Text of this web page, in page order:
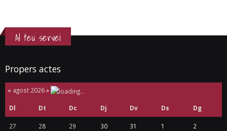
Al teu servei
Propers actes
« agost 2026»
Dl Dt Dc Dj Dv Ds Dg
27 28 29 30 31 1 2